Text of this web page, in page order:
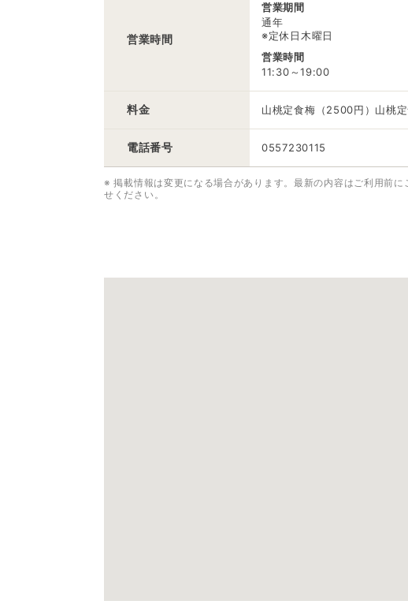
営業時間
営業期間
通年
※定休日木曜日
営業時間
11:30～19:00
料金 山桃定食梅（2500円）山桃
電話番号 0557230115
※ 掲載情報は変更になる場合があります。最新の内容はご利用前に
せください。